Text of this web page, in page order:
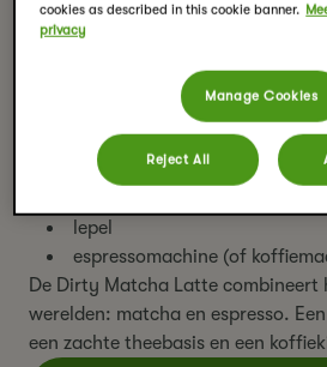
Dirty Matcha
Bereidingstijd:10 minuten
Benodigdheden
lepel
espressomachine (of
De Dirty Matcha Latte combineert
werelden: matcha en espresso.
een zachte theebasis en een
cookies as described in this cookie banner.
privacy
Manage Cookies
Reject All